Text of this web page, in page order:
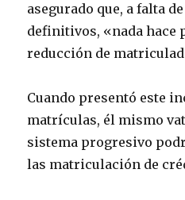
asegurado que, a falta
definitivos, «nada hace
reducción de
Cuando presentó este
matrículas, él mismo
sistema progresivo
las matriculación de